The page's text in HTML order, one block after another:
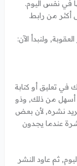
في نفس اليوم.
أكثر من رابط.
ولنبدأ الآن:
تعليق أو كتابة
أسهل من ذلك, وذو
تريد نشره, لأن بعض
عندما يجدون
ثم عاود النشر